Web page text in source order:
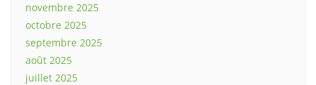
novembre 2025
octobre 2025
septembre 2025
août 2025
juillet 2025